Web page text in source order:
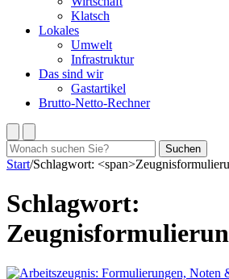
Klatsch
Lokales
Umwelt
Infrastruktur
Das sind wir
Gastartikel
Brutto-Netto-Rechner
Suchen
nach:
Suchen
Start/Schlagwort:
Schlagwort: